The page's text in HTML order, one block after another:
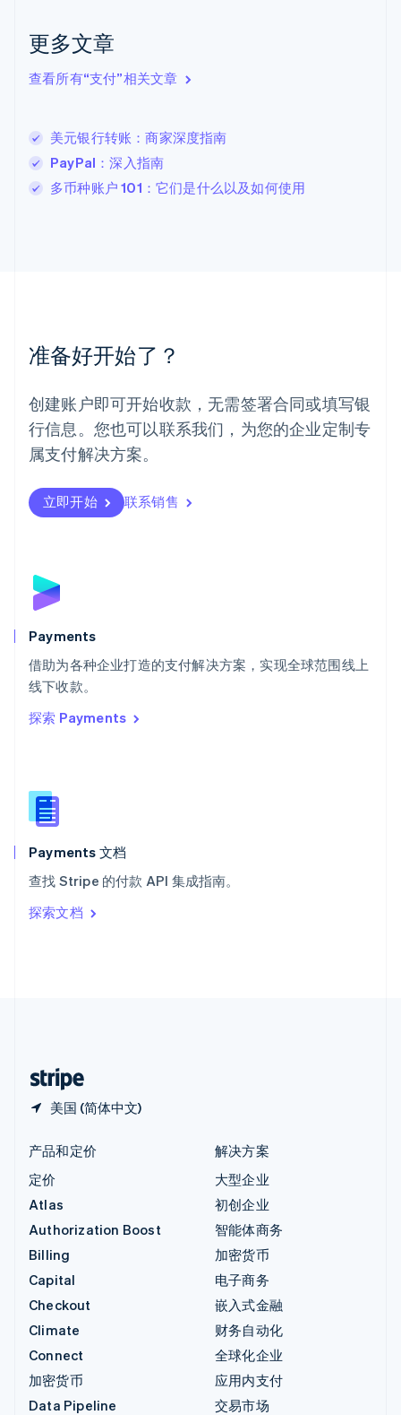
更多文章
查看所有“支付”相关文章
美元银行转账：商家深度指南
PayPal：深入指南
多币种账户 101：它们是什么以及如何使用
准备好开始了？
创建账户即可开始收款，无需签署合同或填写银
行信息。您也可以联系我们，为您的企业定制专
属支付解决方案。
立即开始 联系销售
Payments
借助为各种企业打造的支付解决方案，实现全球范围线上
线下收款。
探索 Payments
Payments 文档
查找 Stripe 的付款 API 集成指南。
探索文档
美国 (简体中文)
English
English
卢森堡
罗马尼亚
English
挪威
葡萄牙
Português English
日本
日本語English
瑞典
瑞士
DeutschFrançais
English
斯洛文尼亚
泰国
ไทยEnglish
希腊
English
西班牙
新西兰
English
匈牙利
English
ItalianoEnglish
印度
English
产品和定价
定价
Atlas
Authorization Boost
Billing
Capital
Checkout
Climate
Connect
加密货币
Data Pipeline
解决方案
大型企业
初创企业
智能体商务
加密货币
电子商务
嵌入式金融
财务自动化
全球化企业
应用内支付
交易市场